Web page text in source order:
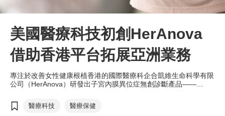
美國醫療科技初創HerAnova
借助香港平台拓展亞洲業務
專注於改善女性健康根植香港的國際醫療科企合凱維生命科學有限
公司（HerAnova）研發出子宮內膜異位症無創診斷產品——
入性檢查帶給患者的風險及痛苦。香港是許多國際機構的首選融資
平台，公司成功於香港完成上一輪融資，未來將持續加大在香港的
醫療科技 醫療保健